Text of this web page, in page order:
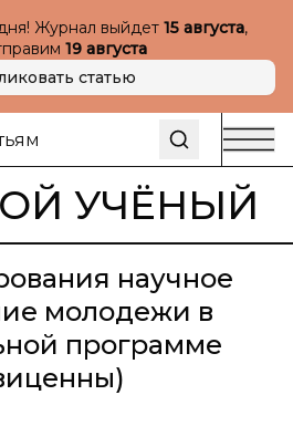
Журнал выйдет 15 августа,
19 августа
статью
УЧЁНЫЙ
научное
молодежи в
программе